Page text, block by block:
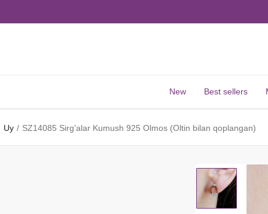
New Best sellers
Uy SZ14085 Sirg'alar Kumush 925 Olmos (Oltin bilan qoplangan)